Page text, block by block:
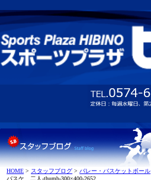
HOME > スタッフブログ > バレー・バスケットボール
バスケ 二人-thumb-300×400-2652